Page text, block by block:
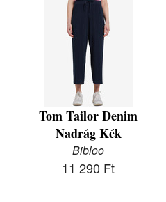
Tom Tailor Denim
Nadrág Kék
Bibloo
11 290 Ft